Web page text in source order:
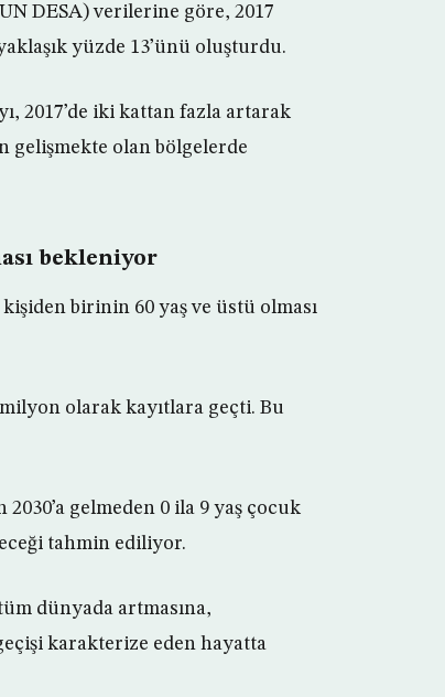
DESA) verilerine göre, 2017
yüzde 13’ünü oluşturdu.
2017’de iki kattan fazla artarak
gelişmekte olan bölgelerde
bekleniyor
kişiden birinin 60 yaş ve üstü olması
olarak kayıtlara geçti. Bu
gelmeden 0 ila 9 yaş çocuk
tahmin ediliyor.
dünyada artmasına,
karakterize eden hayatta